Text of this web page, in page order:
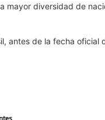
mayor diversidad de
antes de la fecha oficial